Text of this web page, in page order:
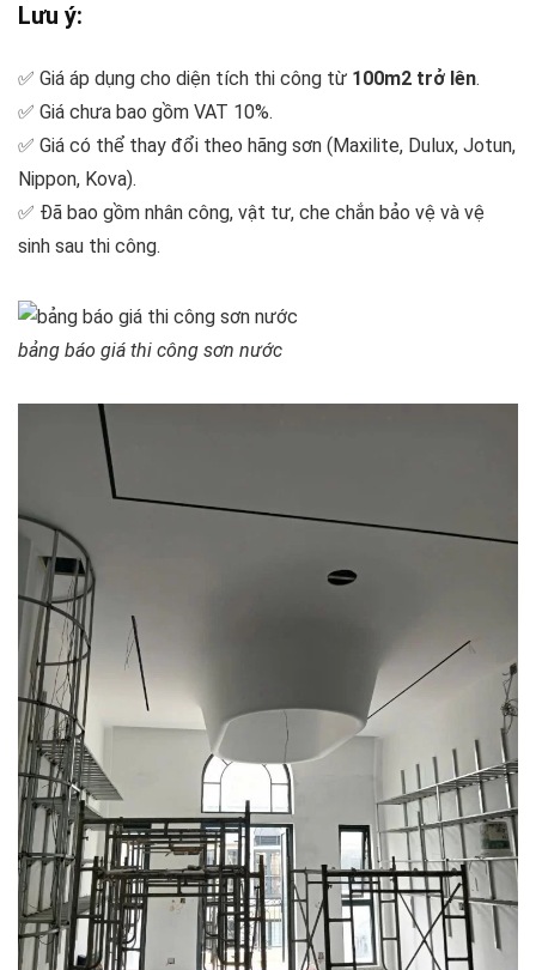
Lưu ý:
✅ Giá áp dụng cho diện tích thi công từ 100m2 trở lên.
✅ Giá chưa bao gồm VAT 10%.
✅ Giá có thể thay đổi theo hãng sơn (Maxilite, Dulux, Jotun,
Nippon, Kova).
✅ Đã bao gồm nhân công, vật tư, che chắn bảo vệ và vệ
sinh sau thi công.
bảng báo giá thi công sơn nước